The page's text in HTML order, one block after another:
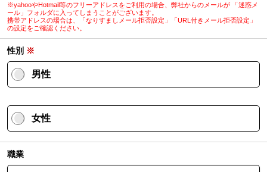
※yahooやHotmail等のフリーアドレスをご利用の場合、弊社からのメールが 「迷惑メ
ール」フォルダに入ってしまうことがございます。
携帯アドレスの場合は、「なりすましメール拒否設定」「URL付きメール拒否設定」
の設定をご確認ください。
性別 ※
男性
女性
職業